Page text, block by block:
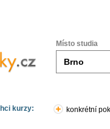
Místo studia
kurzy: konkrétní